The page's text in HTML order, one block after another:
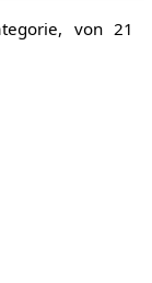
von 21